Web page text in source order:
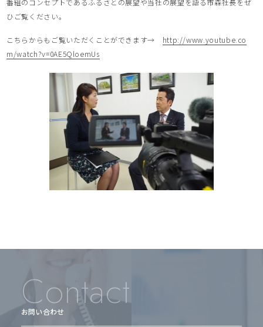
番組のコンセプトであるふるさとの展望や当社の展望を語る市森社長をぜ
ひご覧ください。
こちらからもご覧いただくことができます→ http://www.youtube.co
m/watch?v=0AE5QloemUs
Contact
お問い合わせ